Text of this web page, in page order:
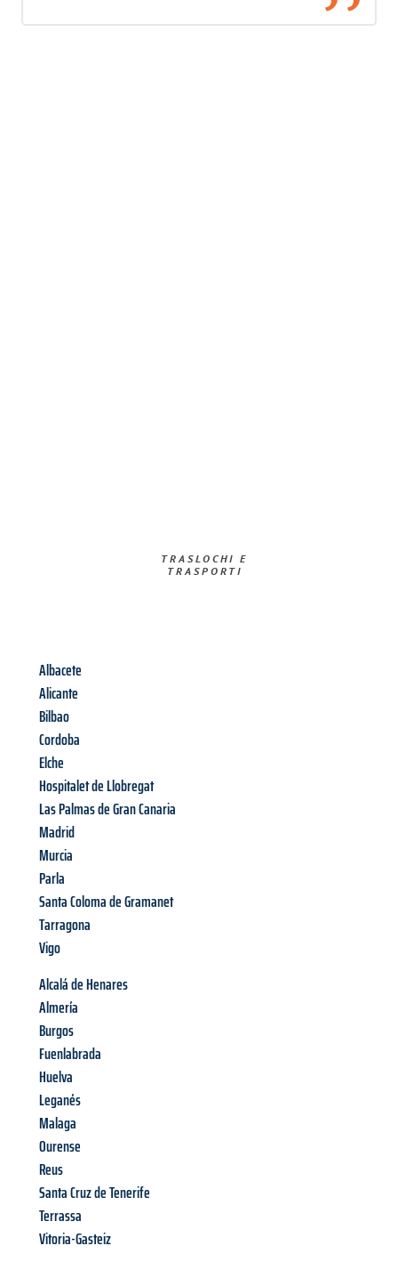
TRASLOCHI E
TRASPORTI​
Albacete
Alicante
Bilbao
Cordoba
Elche
Hospitalet de Llobregat
Las Palmas de Gran Canaria
Madrid
Murcia
Parla
Santa Coloma de Gramanet
Tarragona
Vigo
Alcalá de Henares
Almería
Burgos
Fuenlabrada
Huelva
Leganés
Malaga
Ourense
Reus
Santa Cruz de Tenerife
Terrassa
Vitoria-Gasteiz